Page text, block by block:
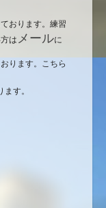
おります。練習
は メールに
ります。こちら
す。